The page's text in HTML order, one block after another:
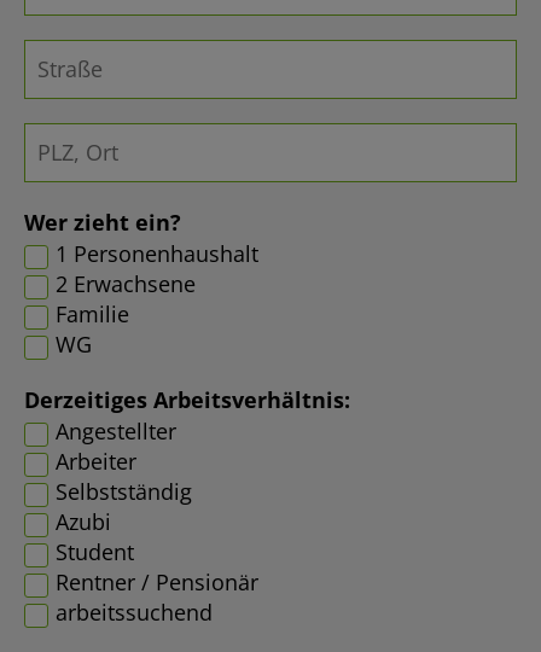
Wer zieht ein?
1 Personenhaushalt
2 Erwachsene
Familie
WG
Derzeitiges Arbeitsverhältnis:
Angestellter
Arbeiter
Selbstständig
Azubi
Student
Rentner / Pensionär
arbeitssuchend